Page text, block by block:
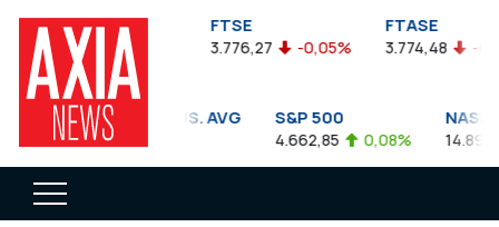
FTSEA
899,47 -0,04%
FTSE
3.776,27 -0,05%
FTASE
3.774,48 -0,10%
DOW JONES INDUS. AVG
35.911,81 -0,56%
S&P 500
4.662,85 0,08% 14.893,75